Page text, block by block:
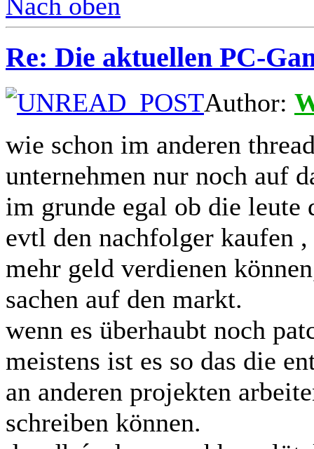
Re: Die aktuellen PC-
Author:
wie schon im anderen
unternehmen nur noch auf
im grunde egal ob die leute
evtl den nachfolger kaufen
mehr geld verdienen
sachen auf den markt.
wenn es überhaubt noch
meistens ist es so das die
an anderen projekten
schreiben können.